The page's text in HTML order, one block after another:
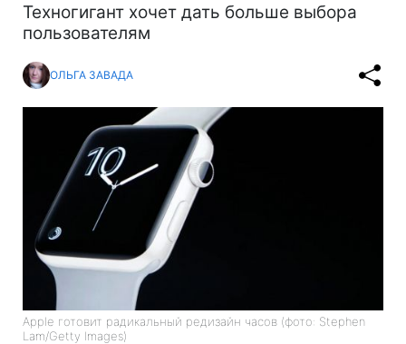
Техногигант хочет дать больше выбора
пользователям
ОЛЬГА ЗАВАДА
Apple готовит радикальный редизайн часов (фото: Stephen
Lam/Getty Images)